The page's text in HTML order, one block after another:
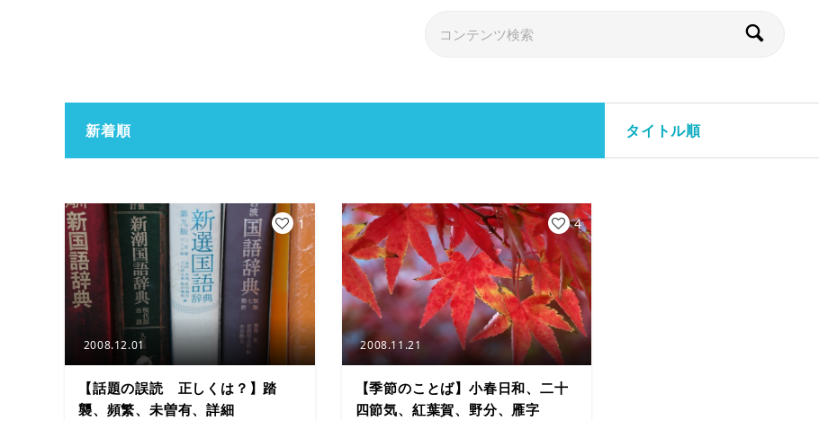
新着順 タイトル順
2008.12.01
【話題の誤読 正しくは？】踏
襲、頻繁、未曽有、詳細
1
2008.11.21
【季節のことば】小春日和、二十
四節気、紅葉賀、野分、雁字
4